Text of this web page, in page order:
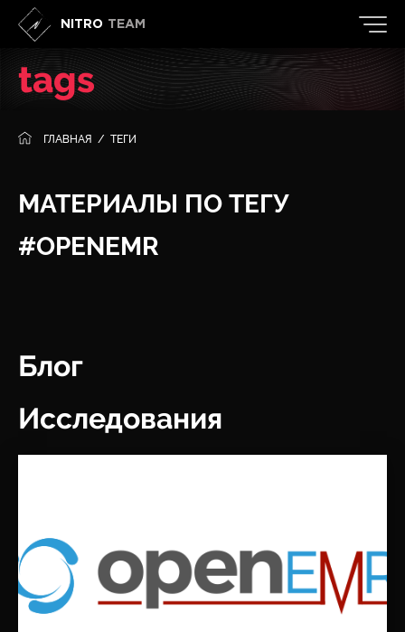
NITRO TEAM
ГЛАВНАЯ / ТЕГИ
tags
МАТЕРИАЛЫ ПО ТЕГУ
#OPENEMR
Блог
Исследования